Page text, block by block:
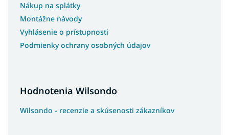
Nákup na splátky
Montážne návody
Vyhlásenie o prístupnosti
Podmienky ochrany osobných údajov
Hodnotenia Wilsondo
Wilsondo - recenzie a skúsenosti zákazníkov